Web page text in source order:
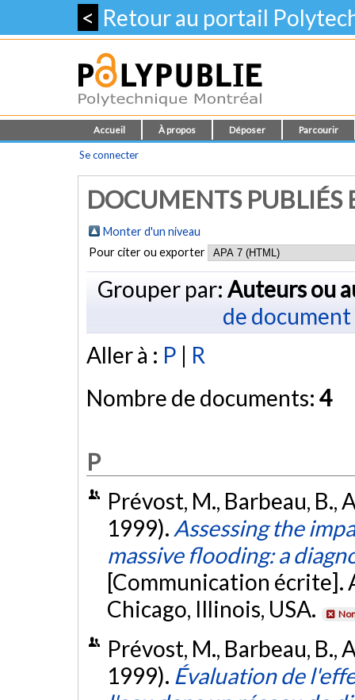
< Retour au portail
Accueil À propos Déposer Parcourir
Se connecter
DOCUMENTS PUBLIÉS
Monter d'un niveau
Pour citer ou exporter
Grouper par: Auteurs ou
de document
Aller à : P | R
Nombre de documents: 4
P
Prévost, M., Barbeau, B.,
1999). Assessing the
massive flooding: a
[Communication écrite].
Chicago, Illinois, USA.
Prévost, M., Barbeau, B.,
1999). Évaluation de